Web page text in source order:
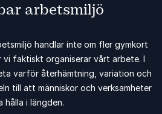
arbetsmiljö
handlar inte om fler gymkort
vi faktiskt organiserar vårt arbete. I
varför återhämtning, variation och
till att människor och verksamheter
hålla i längden.